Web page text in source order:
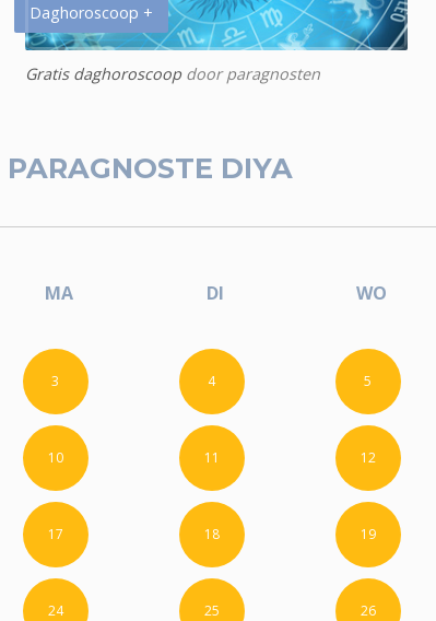
Daghoroscoop +
Gratis daghoroscoopdoor paragnosten
PARAGNOSTE DIYA
MA DI WO
3 4 5
10 11 12
17 18 19
24 25 26